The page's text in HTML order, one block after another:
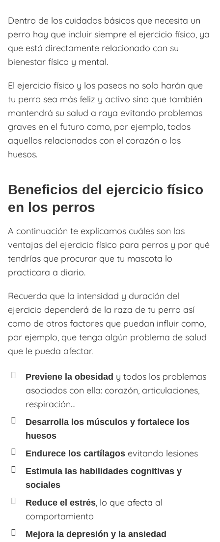
Dentro de los cuidados básicos que necesita un
perro hay que incluir siempre el ejercicio físico, ya
que está directamente relacionado con su
bienestar físico y mental.
El ejercicio físico y los paseos no solo harán que
tu perro sea más feliz y activo sino que también
mantendrá su salud a raya evitando problemas
graves en el futuro como, por ejemplo, todos
aquellos relacionados con el corazón o los
huesos.
Beneficios del ejercicio físico
en los perros
A continuación te explicamos cuáles son las
ventajas del ejercicio físico para perros y por qué
tendrías que procurar que tu mascota lo
practicara a diario.
Recuerda que la intensidad y duración del
ejercicio dependerá de la raza de tu perro así
como de otros factores que puedan influir como,
por ejemplo, que tenga algún problema de salud
que le pueda afectar.
Previene la obesidad y todos los problemas
asociados con ella: corazón, articulaciones,
respiración…
Desarrolla los músculos y fortalece los
huesos
Endurece los cartílagos evitando lesiones
Estimula las habilidades cognitivas y
sociales
Reduce el estrés, lo que afecta al
comportamiento
Mejora la depresión y la ansiedad